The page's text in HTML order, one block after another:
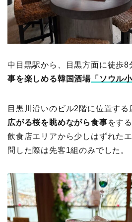
中目黒駅から、目黒方面に徒歩8
事を楽しめる韓国酒場 「ソウル
目黒川沿いのビル2階に位置する
広がる桜を眺めながら食事をす
飲食店エリアから少しはずれた
問した際は先客1組のみでした。